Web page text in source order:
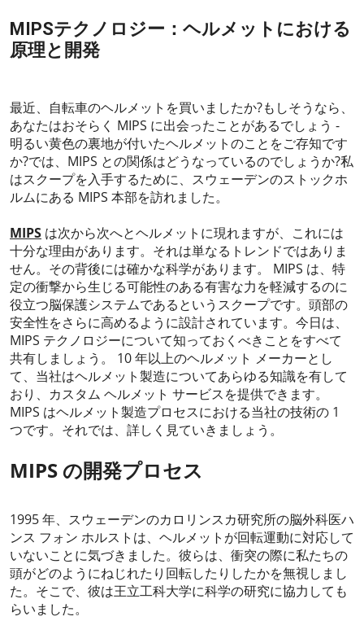
MIPSテクノロジー：ヘルメットにおける
原理と開発
最近、自転車のヘルメットを買いましたか?もしそうなら、
あなたはおそらく MIPS に出会ったことがあるでしょう -
明るい黄色の裏地が付いたヘルメットのことをご存知です
か?では、MIPS との関係はどうなっているのでしょうか?私
はスクープを入手するために、スウェーデンのストックホ
ルムにある MIPS 本部を訪れました。
MIPS は次から次へとヘルメットに現れますが、これには
十分な理由があります。それは単なるトレンドではありま
せん。その背後には確かな科学があります。 MIPS は、特
定の衝撃から生じる可能性のある有害な力を軽減するのに
役立つ脳保護システムであるというスクープです。頭部の
安全性をさらに高めるように設計されています。今日は、
MIPS テクノロジーについて知っておくべきことをすべて
共有しましょう。 10 年以上のヘルメット メーカーとし
て、当社はヘルメット製造についてあらゆる知識を有して
おり、カスタム ヘルメット サービスを提供できます。
MIPS はヘルメット製造プロセスにおける当社の技術の 1
つです。それでは、詳しく見ていきましょう。
MIPS の開発プロセス
1995 年、スウェーデンのカロリンスカ研究所の脳外科医ハ
ンス フォン ホルストは、ヘルメットが回転運動に対応して
いないことに気づきました。彼らは、衝突の際に私たちの
頭がどのようにねじれたり回転したりしたかを無視しまし
た。そこで、彼は王立工科大学に科学の研究に協力しても
らいました。